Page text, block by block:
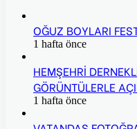
OĞUZ BOYLARI
1 hafta önce
HEMŞEHRİ
GÖRÜNTÜLERLE
1 hafta önce